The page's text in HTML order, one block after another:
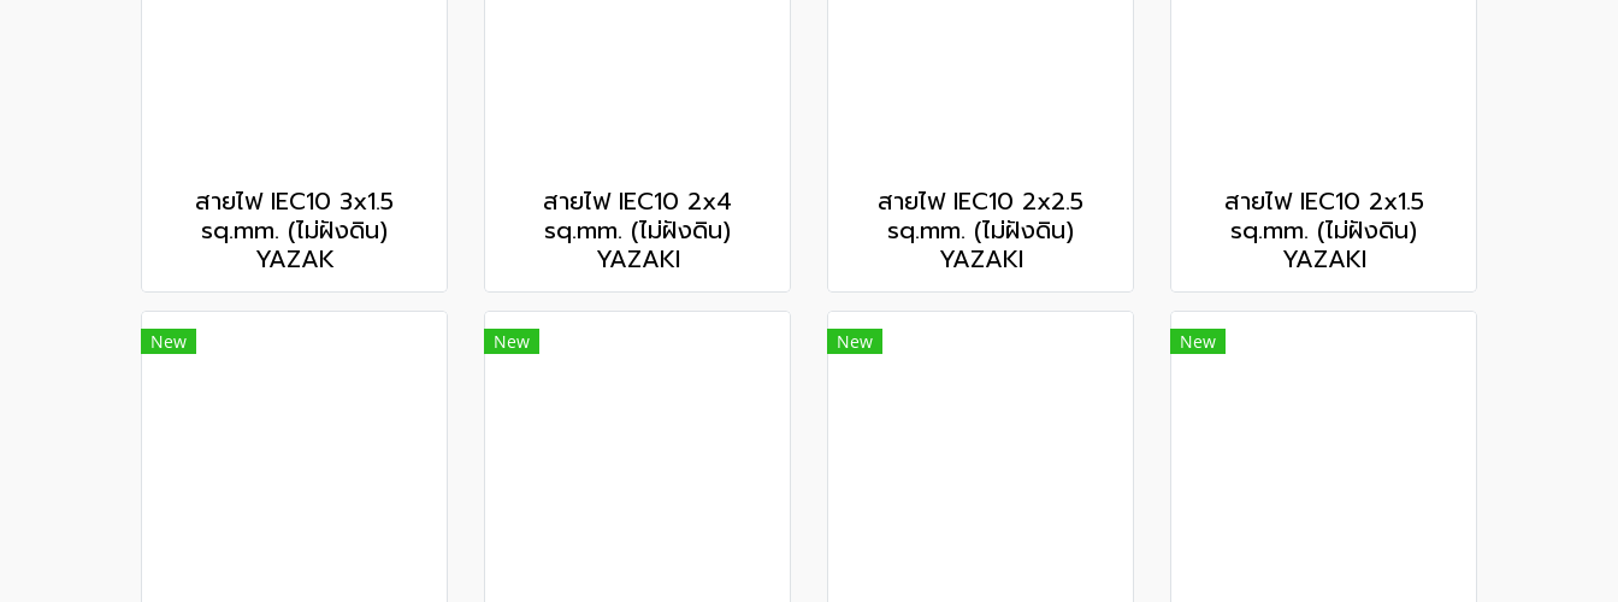
สายไฟ IEC10 3x1.5
sq.mm. (ไม่ฝังดิน)
YAZAK
สายไฟ IEC10 2x4
sq.mm. (ไม่ฝังดิน)
YAZAKI
สายไฟ IEC10 2x2.5
sq.mm. (ไม่ฝังดิน)
YAZAKI
สายไฟ IEC10 2x1.5
sq.mm. (ไม่ฝังดิน)
YAZAKI
New New New New